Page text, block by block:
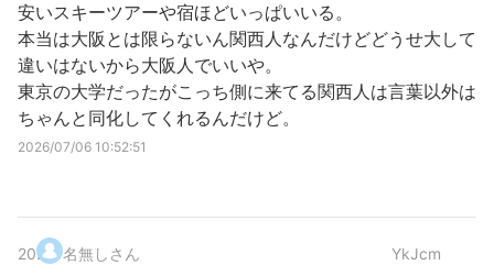
安いスキーツアーや宿ほどいっぱいいる。
本当は大阪とは限らないん関西人なんだけどどうせ大して
違いはないから大阪人でいいや。
東京の大学だったがこっち側に来てる関西人は言葉以外は
ちゃんと同化してくれるんだけど。
2026/07/06 10:52:51
20. 名無しさん YkJcm